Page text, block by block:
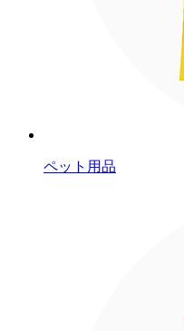
ペット用品